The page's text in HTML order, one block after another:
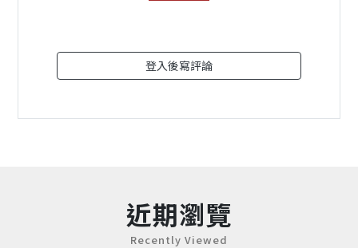
登入後寫評論
近期瀏覽
Recently Viewed